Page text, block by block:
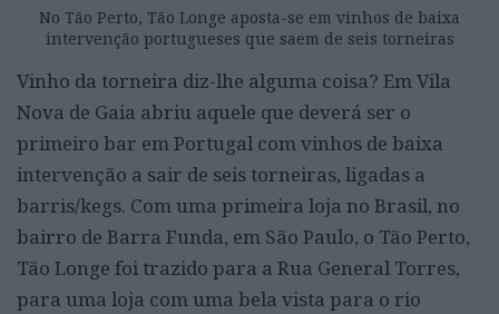
No Tão Perto, Tão Longe aposta-se em vinhos de baixa
intervenção portugueses que saem de seis torneiras
Vinho da torneira diz-lhe alguma coisa? Em Vila
Nova de Gaia abriu aquele que deverá ser o
primeiro bar em Portugal com vinhos de baixa
intervenção a sair de seis torneiras, ligadas a
barris/kegs. Com uma primeira loja no Brasil, no
bairro de Barra Funda, em São Paulo, o Tão Perto,
Tão Longe foi trazido para a Rua General Torres,
para uma loja com uma bela vista para o rio